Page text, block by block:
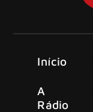
Início
A
Rádio